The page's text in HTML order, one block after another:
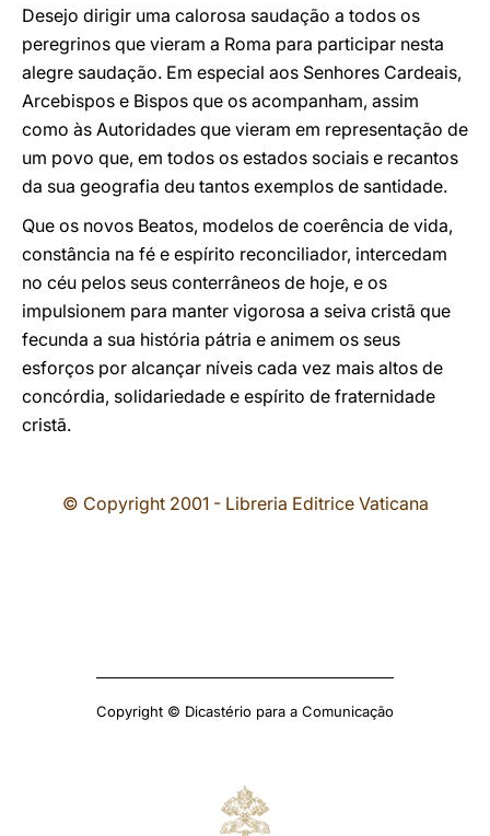
Desejo dirigir uma calorosa saudação a todos os
peregrinos que vieram a Roma para participar nesta
alegre saudação. Em especial aos Senhores Cardeais,
Arcebispos e Bispos que os acompanham, assim
como às Autoridades que vieram em representação de
um povo que, em todos os estados sociais e recantos
da sua geografia deu tantos exemplos de santidade.
Que os novos Beatos, modelos de coerência de vida,
constância na fé e espírito reconciliador, intercedam
no céu pelos seus conterrâneos de hoje, e os
impulsionem para manter vigorosa a seiva cristã que
fecunda a sua história pátria e animem os seus
esforços por alcançar níveis cada vez mais altos de
concórdia, solidariedade e espírito de fraternidade
cristã.
© Copyright 2001 - Libreria Editrice Vaticana
Copyright © Dicastério para a Comunicação